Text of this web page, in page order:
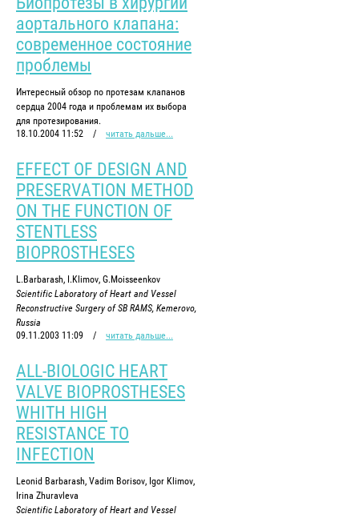
аортального клапана:
современное состояние
проблемы
Интересный обзор по протезам клапанов
сердца 2004 года и проблемам их выбора
для протезирования.
18.10.2004 11:52
/ читать дальше...
EFFECT OF DESIGN AND
PRESERVATION METHOD
ON THE FUNCTION OF
STENTLESS
BIOPROSTHESES
L.Barbarash, I.Klimov, G.Moisseenkov
Scientific Laboratory of Heart and Vessel
Reconstructive Surgery of SB RAMS, Kemerovo,
Russia
09.11.2003 11:09
/ читать дальше...
ALL-BIOLOGIC HEART
VALVE BIOPROSTHESES
WHITH HIGH
RESISTANCE TO
INFECTION
Leonid Barbarash, Vadim Borisov, Igor Klimov,
Irina Zhuravleva
Scientific Laboratory of Heart and Vessel